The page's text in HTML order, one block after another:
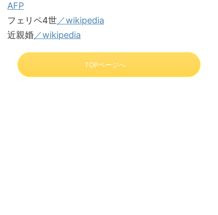
AFP
フェリペ4世／wikipedia
近親婚／wikipedia
TOPページへ